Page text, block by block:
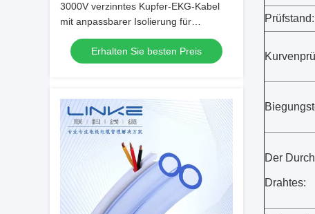
3000V verzinntes Kupfer-EKG-Kabel
mit anpassbarer Isolierung für
medizinische Geräte-Kabelbäume
Erhalten Sie besten Preis
Prüfstand:
Der
Drahtes: